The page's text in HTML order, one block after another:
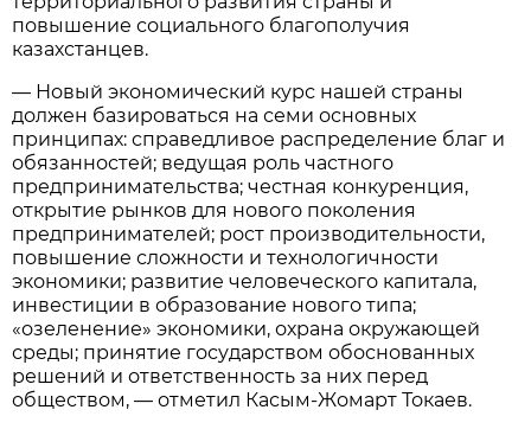
повышение социального благополучия
казахстанцев.
— Новый экономический курс нашей страны
должен базироваться на семи основных
принципах: справедливое распределение благ и
обязанностей; ведущая роль частного
предпринимательства; честная конкуренция,
открытие рынков для нового поколения
предпринимателей; рост производительности,
повышение сложности и технологичности
экономики; развитие человеческого капитала,
инвестиции в образование нового типа;
«озеленение» экономики, охрана окружающей
среды; принятие государством обоснованных
решений и ответственность за них перед
обществом, — отметил Касым-Жомарт Токаев.